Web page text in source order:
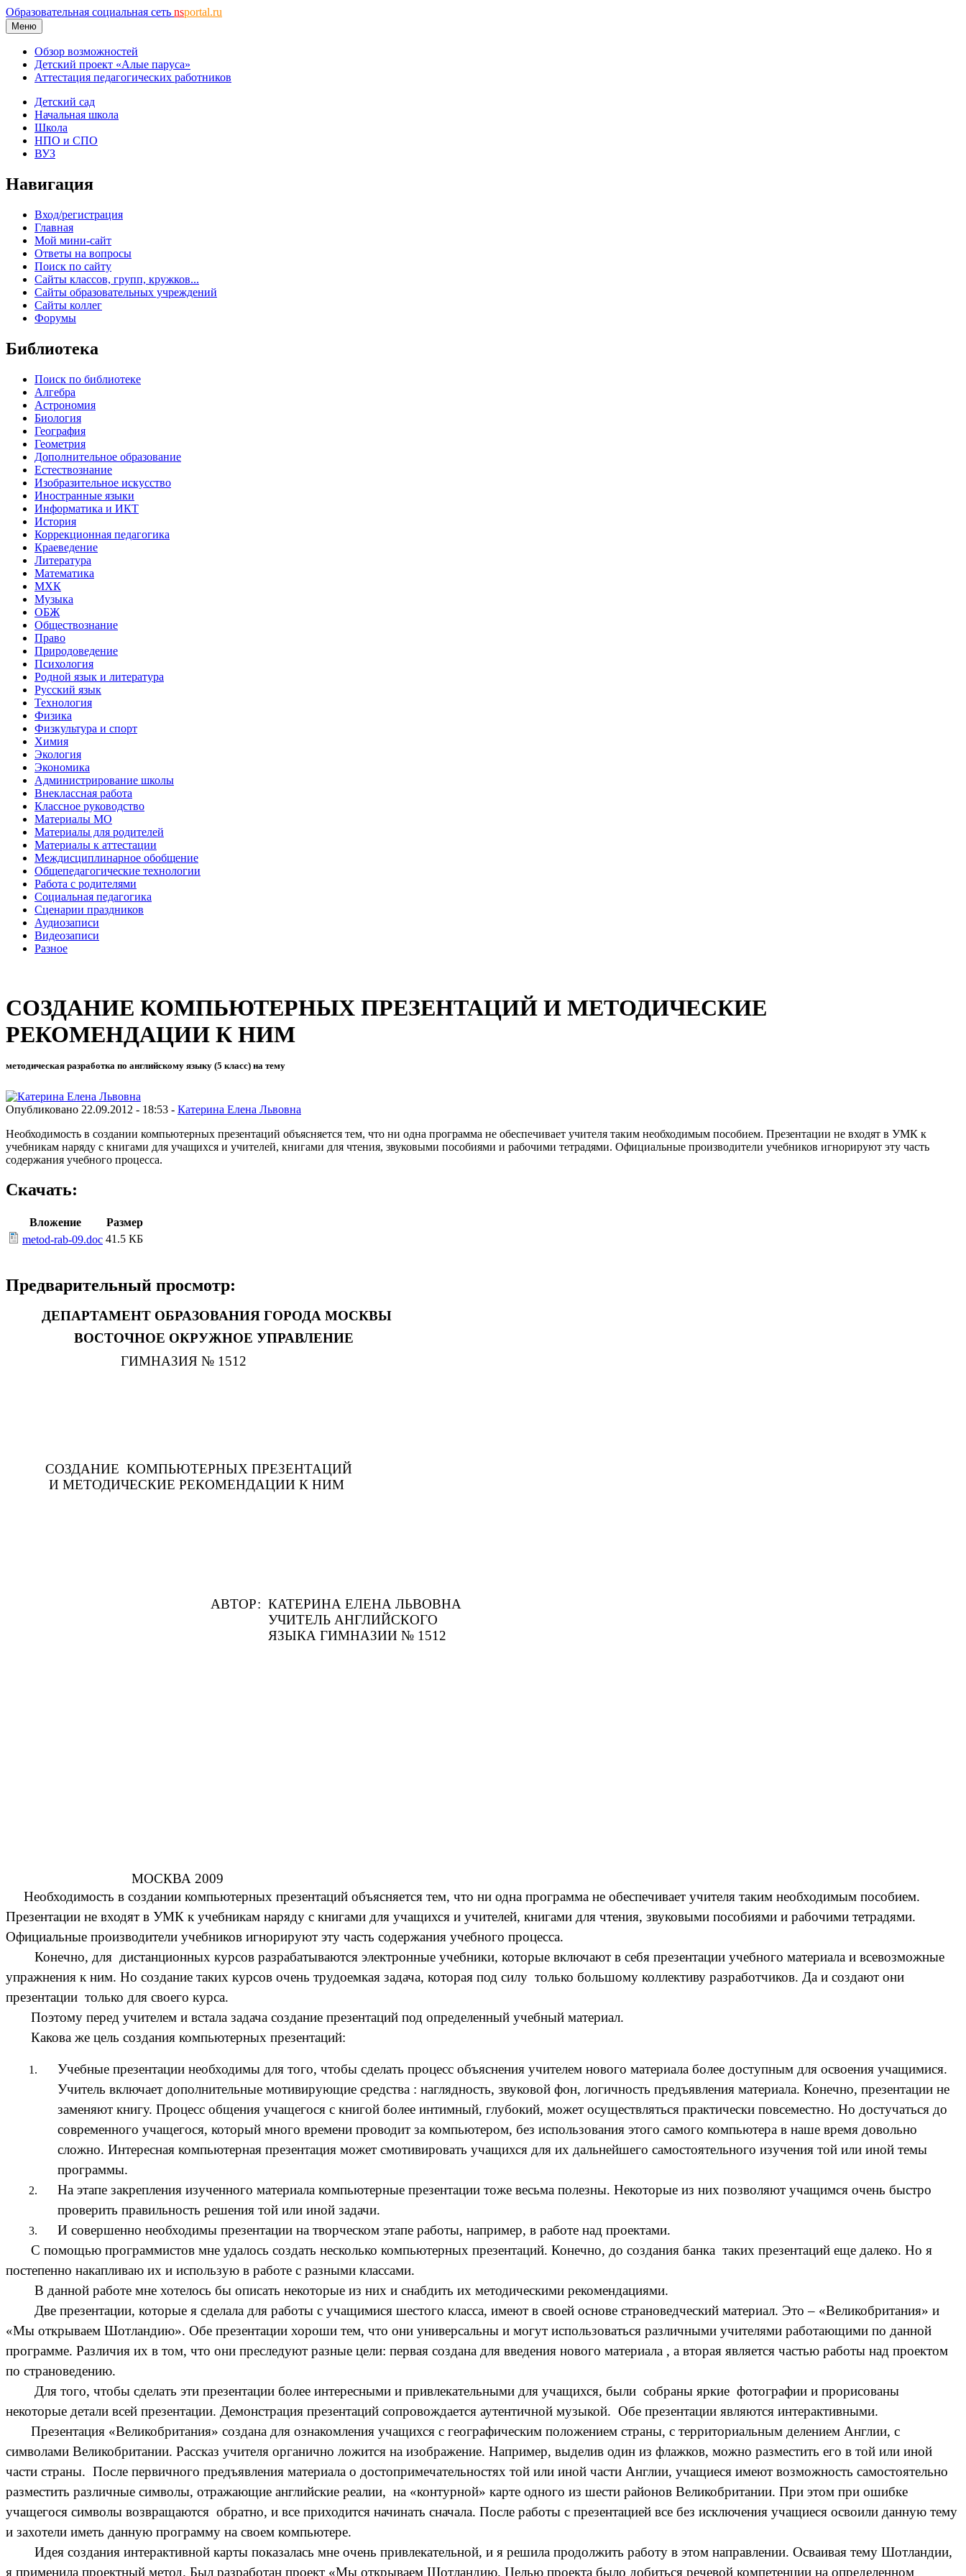
Образовательная социальная сеть nsportal.ru
Меню
Обзор возможностей
Детский проект «Алые паруса»
Аттестация педагогических работников
Детский сад
Начальная школа
Школа
НПО и СПО
ВУЗ
Навигация
Вход/регистрация
Главная
Мой мини-сайт
Ответы на вопросы
Поиск по сайту
Сайты классов, групп, кружков...
Сайты образовательных учреждений
Сайты коллег
Форумы
Библиотека
Поиск по библиотеке
Алгебра
Астрономия
Биология
География
Геометрия
Дополнительное образование
Естествознание
Изобразительное искусство
Иностранные языки
Информатика и ИКТ
История
Коррекционная педагогика
Краеведение
Литература
Математика
МХК
Музыка
ОБЖ
Обществознание
Право
Природоведение
Психология
Родной язык и литература
Русский язык
Технология
Физика
Физкультура и спорт
Химия
Экология
Экономика
Администрирование школы
Внеклассная работа
Классное руководство
Материалы МО
Материалы для родителей
Материалы к аттестации
Междисциплинарное обобщение
Общепедагогические технологии
Работа с родителями
Социальная педагогика
Сценарии праздников
Аудиозаписи
Видеозаписи
Разное
СОЗДАНИЕ КОМПЬЮТЕРНЫХ ПРЕЗЕНТАЦИЙ И МЕТОДИЧЕСКИЕ
РЕКОМЕНДАЦИИ К НИМ
методическая разработка по английскому языку (5 класс) на тему
Опубликовано 22.09.2012 - 18:53 - Катерина Елена Львовна
Необходимость в создании компьютерных презентаций объясняется тем, что ни одна программа не обеспечивает учителя таким необходимым пособием. Презентации не входят в УМК к
учебникам наряду с книгами для учащихся и учителей, книгами для чтения, звуковыми пособиями и рабочими тетрадями. Официальные производители учебников игнорируют эту часть
содержания учебного процесса.
Скачать:
Вложение
Размер
metod-rab-09.doc 41.5 КБ
Предварительный просмотр:
ДЕПАРТАМЕНТ ОБРАЗОВАНИЯ ГОРОДА МОСКВЫ
ВОСТОЧНОЕ ОКРУЖНОЕ УПРАВЛЕНИЕ
ГИМНАЗИЯ № 1512
СОЗДАНИЕ КОМПЬЮТЕРНЫХ ПРЕЗЕНТАЦИЙ
И МЕТОДИЧЕСКИЕ РЕКОМЕНДАЦИИ К НИМ
АВТОР: КАТЕРИНА ЕЛЕНА ЛЬВОВНА
УЧИТЕЛЬ АНГЛИЙСКОГО
ЯЗЫКА ГИМНАЗИИ № 1512
МОСКВА 2009
Необходимость в создании компьютерных презентаций объясняется тем, что ни одна программа не обеспечивает учителя таким необходимым пособием.
Презентации не входят в УМК к учебникам наряду с книгами для учащихся и учителей, книгами для чтения, звуковыми пособиями и рабочими тетрадями.
Официальные производители учебников игнорируют эту часть содержания учебного процесса.
Конечно, для дистанционных курсов разрабатываются электронные учебники, которые включают в себя презентации учебного материала и всевозможные
упражнения к ним. Но создание таких курсов очень трудоемкая задача, которая под силу только большому коллективу разработчиков. Да и создают они
презентации только для своего курса.
Поэтому перед учителем и встала задача создание презентаций под определенный учебный материал.
Какова же цель создания компьютерных презентаций:
Учебные презентации необходимы для того, чтобы сделать процесс объяснения учителем нового материала более доступным для освоения учащимися.
Учитель включает дополнительные мотивирующие средства : наглядность, звуковой фон, логичность предъявления материала. Конечно, презентации не
заменяют книгу. Процесс общения учащегося с книгой более интимный, глубокий, может осуществляться практически повсеместно. Но достучаться до
современного учащегося, который много времени проводит за компьютером, без использования этого самого компьютера в наше время довольно
сложно. Интересная компьютерная презентация может смотивировать учащихся для их дальнейшего самостоятельного изучения той или иной темы
программы.
На этапе закрепления изученного материала компьютерные презентации тоже весьма полезны. Некоторые из них позволяют учащимся очень быстро
проверить правильность решения той или иной задачи.
И совершенно необходимы презентации на творческом этапе работы, например, в работе над проектами.
С помощью программистов мне удалось создать несколько компьютерных презентаций. Конечно, до создания банка таких презентаций еще далеко. Но я
постепенно накапливаю их и использую в работе с разными классами.
В данной работе мне хотелось бы описать некоторые из них и снабдить их методическими рекомендациями.
Две презентации, которые я сделала для работы с учащимися шестого класса, имеют в своей основе страноведческий материал. Это – «Великобритания» и
«Мы открываем Шотландию». Обе презентации хороши тем, что они универсальны и могут использоваться различными учителями работающими по данной
программе. Различия их в том, что они преследуют разные цели: первая создана для введения нового материала , а вторая является частью работы над проектом
по страноведению.
Для того, чтобы сделать эти презентации более интересными и привлекательными для учащихся, были собраны яркие фотографии и прорисованы
некоторые детали всей презентации. Демонстрация презентаций сопровождается аутентичной музыкой. Обе презентации являются интерактивными.
Презентация «Великобритания» создана для ознакомления учащихся с географическим положением страны, с территориальным делением Англии, с
символами Великобритании. Рассказ учителя органично ложится на изображение. Например, выделив один из флажков, можно разместить его в той или иной
части страны. После первичного предъявления материала о достопримечательностях той или иной части Англии, учащиеся имеют возможность самостоятельно
разместить различные символы, отражающие английские реалии, на «контурной» карте одного из шести районов Великобритании. При этом при ошибке
учащегося символы возвращаются обратно, и все приходится начинать сначала. После работы с презентацией все без исключения учащиеся освоили данную тему
и захотели иметь данную программу на своем компьютере.
Идея создания интерактивной карты показалась мне очень привлекательной, и я решила продолжить работу в этом направлении. Осваивая тему Шотландии,
я применила проектный метод. Был разработан проект «Мы открываем Шотландию. Целью проекта было добиться речевой компетенции на определенном